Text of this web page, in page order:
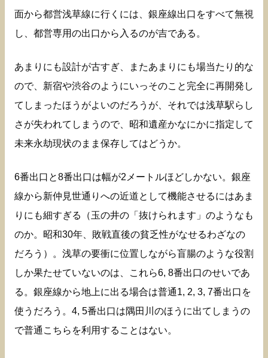
面から都営浅草線に行くには、銀座線出口をすべて無視
し、都営専用の出口から入るのが吉である。
あまりにも設計が古すぎ、またあまりにも場当たり的な
ので、新宿や渋谷のようにいっそのこと完全に再開発し
てしまったほうがよいのだろうが、それでは浅草駅らし
さが失われてしまうので、昭和遺産かなにかに指定して
未来永劫現状のまま保存してはどうか。
6番出口と8番出口は幅が2メートルほどしかない。銀座
線から新仲見世通りへの近道として機能させるにはあま
りにも細すぎる（玉の井の「抜けられます」のようなも
のか。昭和30年、敗戦直後の貧乏性がなせるわざなの
だろう）。浅草の要衝に位置しながら盲腸のような役割
しか果たせていないのは、これら6, 8番出口のせいであ
る。銀座線から地上に出る場合は普通1, 2, 3, 7番出口を
使うだろう。4, 5番出口は隅田川のほうに出てしまうの
で普通こちらを利用することはない。